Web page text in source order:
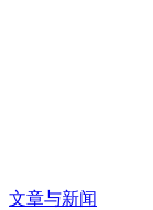
文章与新闻